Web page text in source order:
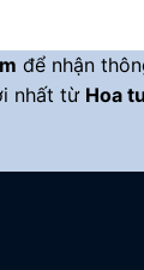
để nhận
nhất từ Hoa